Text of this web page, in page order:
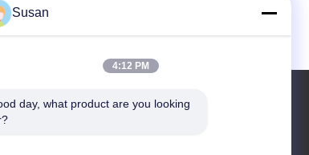
Reflectieve Tape
Sticker Filmplaat
White (silver)
Adhesive:P.S.A
offerte aan
Susan
4:12 PM
day, what product are you looking